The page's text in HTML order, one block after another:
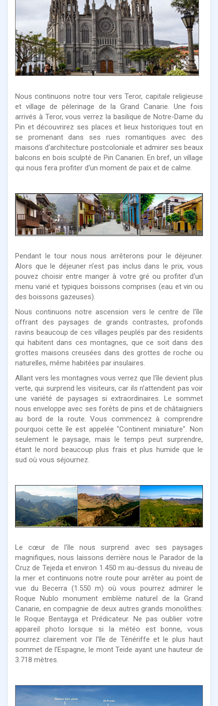
Nous continuons notre tour vers Teror, capitale religieuse
et village de pèlerinage de la Grand Canarie. Une fois
arrivés à Teror, vous verrez la basilique de Notre-Dame du
Pin et découvrirez ses places et lieux historiques tout en
se promenant dans ses rues romantiques avec des
maisons d'architecture postcoloniale et admirer ses beaux
balcons en bois sculpté de Pin Canarien. En bref, un village
qui nous fera profiter d'un moment de paix et de calme.
Pendant le tour nous nous arrêterons pour le déjeuner.
Alors que le déjeuner n’est pas inclus dans le prix, vous
pouvez choisir entre manger à votre gré ou profiter d'un
menu varié et typiques boissons comprises (eau et vin ou
des boissons gazeuses).
Nous continuons notre ascension vers le centre de l'île
offrant des paysages de grands contrastes, profonds
ravins beaucoup de ces villages peuplés par des residents
qui habitent dans ces montagnes, que ce soit dans des
grottes maisons creusées dans des grottes de roche ou
naturelles, même habitées par insulaires.
Allant vers les montagnes vous verrez que l'île devient plus
verte, qui surprend les visiteurs, car ils n’attendent pas voir
une variété de paysages si extraordinaires. Le sommet
nous enveloppe avec ses forêts de pins et de châtaigniers
au bord de la route. Vous commencez à comprendre
pourquoi cette île est appelée "Continent miniature". Non
seulement le paysage, mais le temps peut surprendre,
étant le nord beaucoup plus frais et plus humide que le
sud où vous séjournez.
Le cœur de l'île nous surprend avec ses paysages
magnifiques, nous laissons derrière nous le Parador de la
Cruz de Tejeda et environ 1.450 m au-dessus du niveau de
la mer et continuons notre route pour arrêter au point de
vue du Becerra (1.550 m) où vous pourrez admirer le
Roque Nublo monument emblème naturel de la Grand
Canarie, en compagnie de deux autres grands monolithes:
le Roque Bentayga et Prédicateur. Ne pas oublier votre
appareil photo lorsque si la météo est bonne, vous
pourrez clairement voir l'île de Ténériffe et le plus haut
sommet de l’Espagne, le mont Teide ayant une hauteur de
3.718 mètres.